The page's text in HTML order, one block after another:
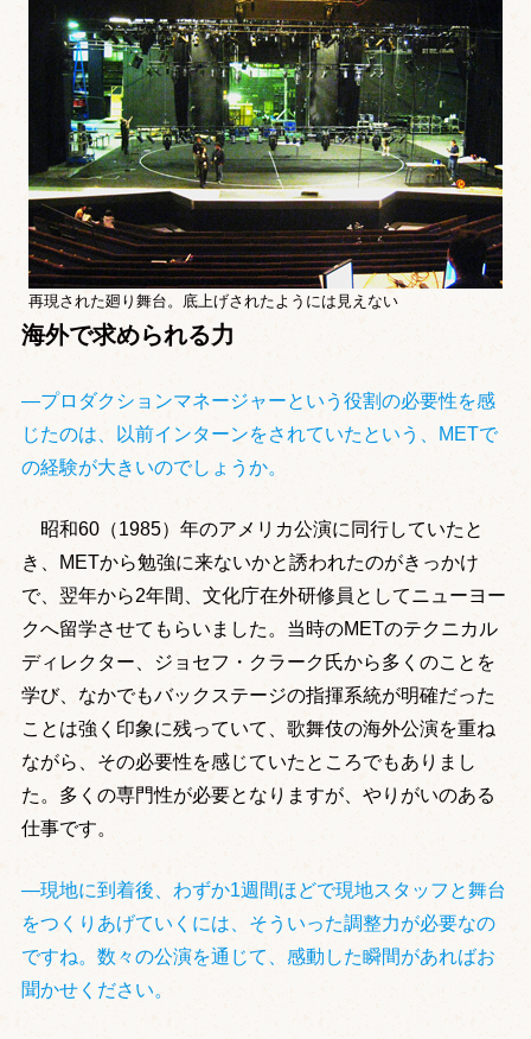
再現された廻り舞台。底上げされたようには見えない
海外で求められる力
―プロダクションマネージャーという役割の必要性を感
じたのは、以前インターンをされていたという、METで
の経験が大きいのでしょうか。
昭和60（1985）年のアメリカ公演に同行していたと
き、METから勉強に来ないかと誘われたのがきっかけ
で、翌年から2年間、文化庁在外研修員としてニューヨー
クへ留学させてもらいました。当時のMETのテクニカル
ディレクター、ジョセフ・クラーク氏から多くのことを
学び、なかでもバックステージの指揮系統が明確だった
ことは強く印象に残っていて、歌舞伎の海外公演を重ね
ながら、その必要性を感じていたところでもありまし
た。多くの専門性が必要となりますが、やりがいのある
仕事です。
―現地に到着後、わずか1週間ほどで現地スタッフと舞台
をつくりあげていくには、そういった調整力が必要なの
ですね。数々の公演を通じて、感動した瞬間があればお
聞かせください。